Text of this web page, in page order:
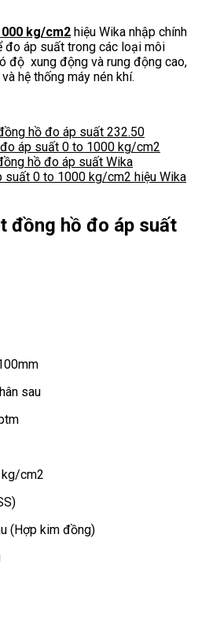
kg/cm2 hiệu Wika nhập chính
áp suất trong các loại môi
độ xung động và rung động cao,
hệ thống máy nén khí.
hồ đo áp suất 232.50
áp suất 0 to 1000 kg/cm2
hồ đo áp suất Wika
suất 0 to 1000 kg/cm2 hiệu Wika
đồng hồ đo áp suất
sau
cm2
(Hợp kim đồng)